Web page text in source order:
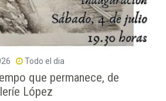
Todo el dia
que permanece, de
López